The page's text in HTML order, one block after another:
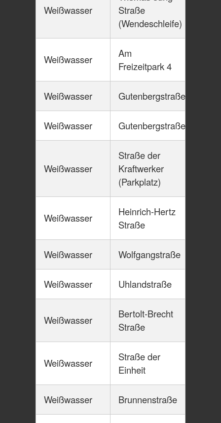
Weißwasser
Straße
(Wendeschleife)
Weißwasser
Am
Freizeitpark 4
Weißwasser Gutenbergstraße
Weißwasser Gutenbergstraße
Weißwasser
Straße der
Kraftwerker
(Parkplatz)
Weißwasser
Heinrich-Hertz
Straße
Weißwasser Wolfgangstraße
Weißwasser Uhlandstraße
Weißwasser
Bertolt-Brecht
Straße
Weißwasser
Straße der
Einheit
Weißwasser Brunnenstraße